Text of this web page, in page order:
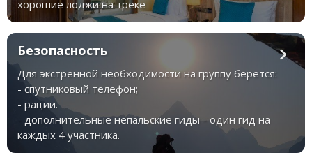
хорошие лоджи на треке
Безопасность
Для экстренной необходимости на группу берется:
- спутниковый телефон;
- рации.
- дополнительные непальские гиды - один гид на
каждых 4 участника.